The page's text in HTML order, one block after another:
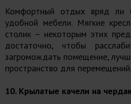
Комфортный отдых вряд ли
удобной мебели. Мягкие
столик – некоторым этих
достаточно, чтобы
загромождать помещение,
пространство для перемещений.
10. Крылатые качели на